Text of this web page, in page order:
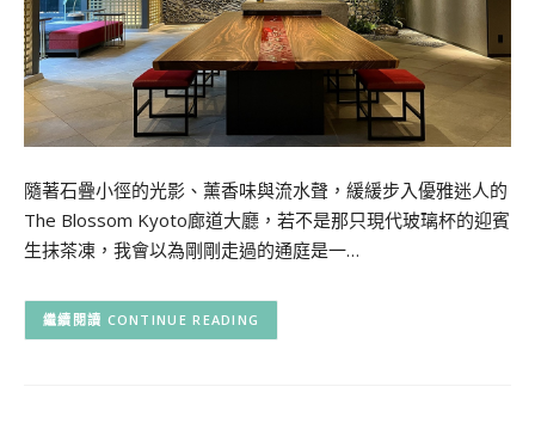
隨著石疊小徑的光影、薰香味與流水聲，緩緩步入優雅迷人的
The Blossom Kyoto廊道大廳，若不是那只現代玻璃杯的迎賓
生抹茶凍，我會以為剛剛走過的通庭是一…
CONTINUE READING